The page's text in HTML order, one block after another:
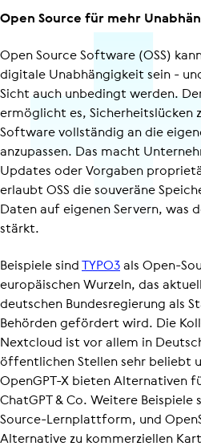
Open Source für mehr
Open Source Software (OSS)
digitale Unabhängigkeit sein -
Sicht auch unbedingt werden.
ermöglicht es, Sicher­heits­lü­cken
Software vollständig an die
anzupassen. Das macht
Updates oder Vorgaben
erlaubt OSS die souveräne
Daten auf eigenen Servern, was
stärkt.
Beispiele sindTYPO3als Open-
europäischen Wurzeln, das aktuell
deutschen Bundes­re­gie­rung als
Behörden gefördert wird. Die
Nextcloud ist vor allem in
öffentlichen Stellen sehr beliebt
OpenGPT-X bieten Alternativen
ChatGPT & Co. Weitere
Source-Lernplattform, und
Alternative zu kommerziellen